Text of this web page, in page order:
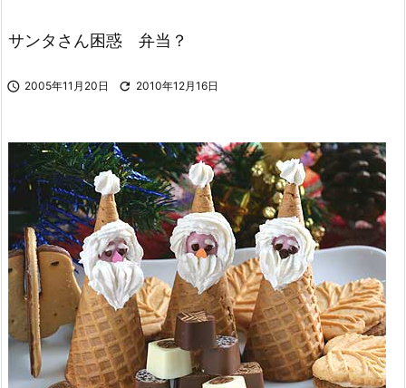
サンタさん困惑 弁当？
 2005年11月20日  2010年12月16日